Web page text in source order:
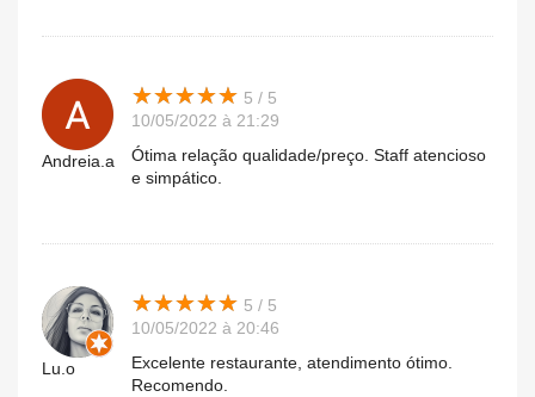
Andreia.a
★★★★★
★★★★★ 5 / 5
10/05/2022 à 21:29
Ótima relação qualidade/preço. Staff atencioso
e simpático.
Lu.o
★★★★★
★★★★★ 5 / 5
10/05/2022 à 20:46
Excelente restaurante, atendimento ótimo.
Recomendo.